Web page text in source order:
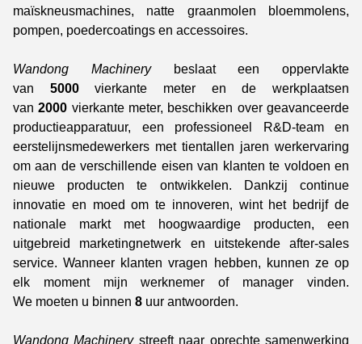
maïskneusmachines, natte graanmolen bloemmolens,
pompen, poedercoatings en accessoires.
Wandong Machinerybeslaat een oppervlakte
van 5000vierkante meter en de werkplaatsen
van2000 vierkante meter, beschikken over geavanceerde
productieapparatuur, een professioneel R&D-team en
eerstelijnsmedewerkers met tientallen jaren werkervaring
om aan de verschillende eisen van klanten te voldoen en
nieuwe producten te ontwikkelen. Dankzij continue
innovatie en moed om te innoveren, wint het bedrijf de
nationale markt met hoogwaardige producten, een
uitgebreid marketingnetwerk en uitstekende after-sales
service. Wanneer klanten vragen hebben, kunnen ze op
elk moment mijn werknemer of manager vinden.
We moeten u binnen 8 uur antwoorden.
Wandong Machinerystreeft naar oprechte samenwerking